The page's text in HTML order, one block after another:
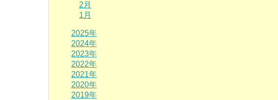
2月
1月
2025年
2024年
2023年
2022年
2021年
2020年
2019年